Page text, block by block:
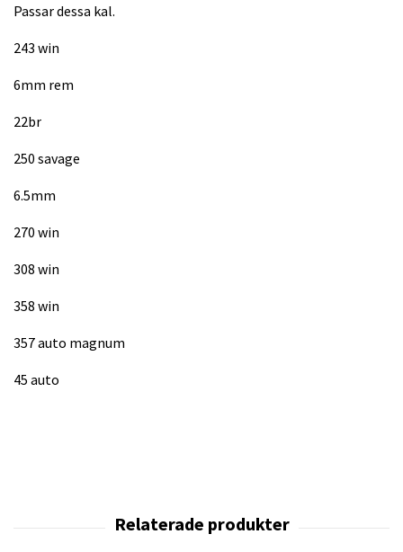
Passar dessa kal.
243 win
6mm rem
22br
250 savage
6.5mm
270 win
308 win
358 win
357 auto magnum
45 auto